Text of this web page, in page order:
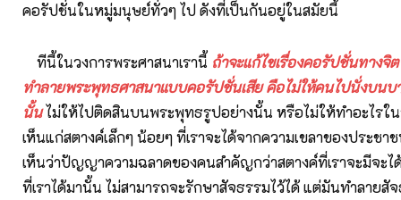
คอรัปชั่นในหมู่มนุษย์ทั่วๆ ไป ดังที่เป็นกันอยู่ในสมัยนี้
ทีนี้ในวงการพระศาสนาเรานี้ ถ้าจะแก้ไขเรื่องคอรัปชั่นทางจิ
ทำลายพระพุทธศาสนาแบบคอรัปชั่นเสีย คือไม่ให้คนไปนั่งบนบ
นั้นไม่ให้ไปติดสินบนพระพุทธรูปอย่างนั้น หรือไม่ให้ทำอะไรใ
เห็นแก่สตางค์เล็กๆ น้อยๆ ที่เราจะได้จากความเขลาของประชา
เห็นว่าปัญญาความฉลาดของคนสำคัญกว่าสตางค์ที่เราจะมีจะได้
ที่เราได้มานั้น ไม่สามารถจะรักษาสัจธรรมไว้ได้ แต่มันทำลายสั